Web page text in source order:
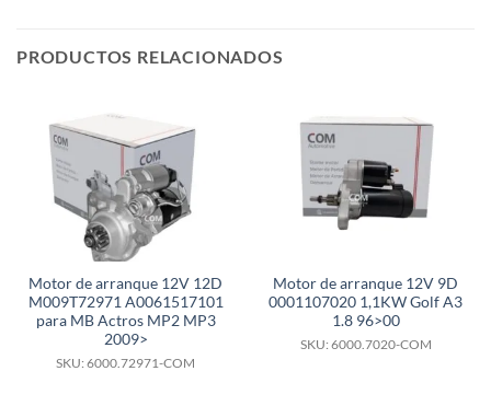
PRODUCTOS RELACIONADOS
Motor de arranque 12V 12D
M009T72971 A0061517101
para MB Actros MP2 MP3
2009>
SKU: 6000.72971-COM
Motor de arranque 12V 9D
0001107020 1,1KW Golf A3
1.8 96>00
SKU: 6000.7020-COM